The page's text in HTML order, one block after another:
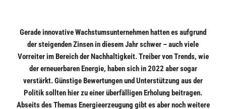
Gerade innovative Wachstumsunternehmen hatten es aufgrund
der steigenden Zinsen in diesem Jahr schwer – auch viele
Vorreiter im Bereich der Nachhaltigkeit. Treiber von Trends, wie
der erneuerbaren Energie, haben sich in 2022 aber sogar
verstärkt. Günstige Bewertungen und Unterstützung aus der
Politik sollten hier zu einer überfälligen Erholung beitragen.
Abseits des Themas Energieerzeugung gibt es aber noch weitere